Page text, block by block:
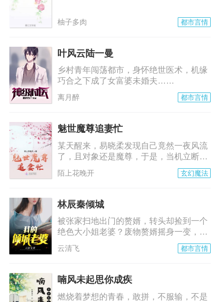
柚子多肉 都市言情
叶风云陆一曼
乡村青年闯荡都市，身怀绝世医术，机缘
巧合之下成了女富婆未婚夫……
离月醉 都市言情
魅世魔尊追妻忙
某天醒来，易晓柔发现自己竟然一夜风流
了，且对象还是魔尊，于是，当机立断落
跑走人。
陌上花晚开 玄幻魔法
林辰秦倾城
被张家扫地出门的赘婿，转头却捡到一个
绝色大小姐老婆？废物赘婿摇身一变，过
上人人艳羡的豪门生活
云清飞 都市言情
喃风未起思你成疾
燃烧着梦想的青春，敢拼，不服输，不是